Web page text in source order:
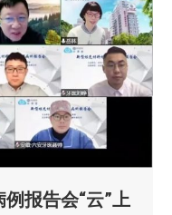
报告会“云”上